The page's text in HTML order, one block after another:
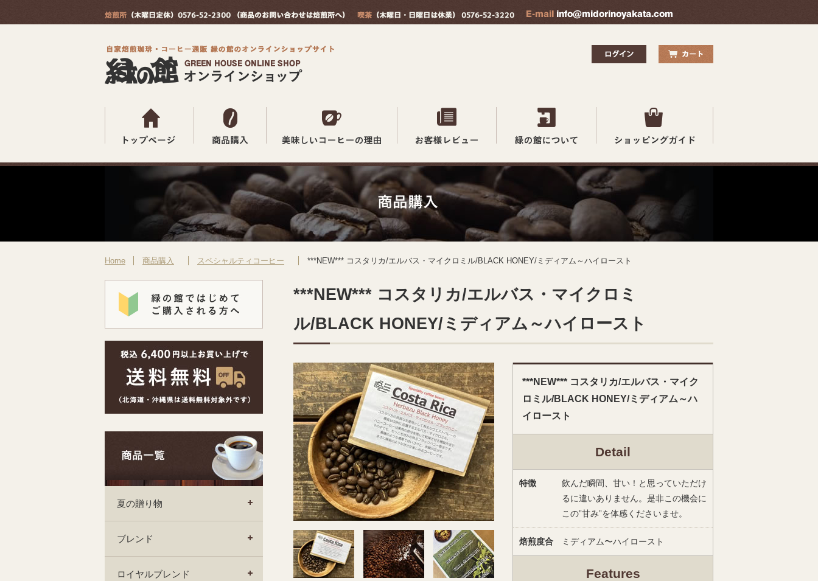
Home 商品購入 スペシャルティコーヒー ***NEW*** コスタリカ/エルバス・マイクロミル/BLACK HONEY/ミディアム～ハイロースト
***NEW*** コスタリカ/エルバス・マイクロミ
ル/BLACK HONEY/ミディアム～ハイロースト
***NEW*** コスタリカ/エルバス・マイク
ロミル/BLACK HONEY/ミディアム～ハ
イロースト
Detail
特徴
飲んだ瞬間、甘い！と思っていただけ
るに違いありません。是非この機会に
この”甘み”を体感くださいませ。
焙煎度合 ミディアム〜ハイロースト
Features
夏の贈り物
ブレンド
ロイヤルブレンド